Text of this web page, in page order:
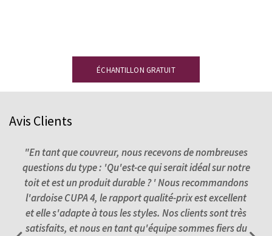
ÉCHANTILLON GRATUIT
Avis Clients
"En tant que couvreur, nous recevons de nombreuses
questions du type : 'Qu'est-ce qui serait idéal sur notre
toit et est un produit durable ? ' Nous recommandons
l'ardoise CUPA 4, le rapport qualité-prix est excellent
et elle s'adapte à tous les styles. Nos clients sont très
satisfaits, et nous en tant qu'équipe sommes fiers du